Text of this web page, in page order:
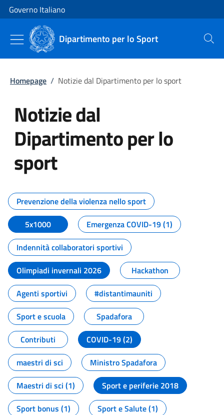
Vai al contenuto
Vai alla navigazione del sito
Governo Italiano
Dipartimento per lo Sport Cerca
Homepage / Notizie dal Dipartimento per lo sport
Notizie dal
Dipartimento per lo
sport
Tutti i contenuti della pagina
Prevenzione della violenza nello sport
5x1000
Emergenza COVID-19 (1)
Indennità collaboratori sportivi
Olimpiadi invernali 2026
Hackathon
Agenti sportivi
#distantimauniti
Sport e scuola
Spadafora
Contributi
COVID-19 (2)
maestri di sci
Ministro Spadafora
Maestri di sci (1)
Sport e periferie 2018
Sport bonus (1)
Sport e Salute (1)